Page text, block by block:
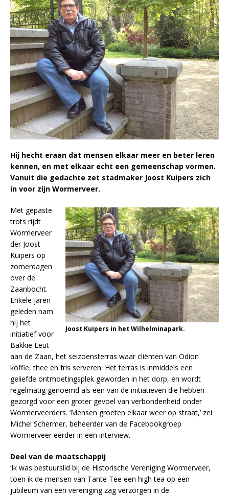
Hij hecht eraan dat mensen elkaar meer en beter leren
kennen, en met elkaar echt een gemeenschap vormen.
Vanuit die gedachte zet stadmaker Joost Kuipers zich
in voor zijn Wormerveer.
Joost Kuipers in het Wilhelminapark.
Met gepaste
trots rijdt
Wormerveer
der Joost
Kuipers op
zomerdagen
over de
Zaanbocht.
Enkele jaren
geleden nam
hij het
initiatief voor
Bakkie Leut
aan de Zaan, het seizoensterras waar cliënten van Odion
koffie, thee en fris serveren. Het terras is inmiddels een
geliefde ontmoetingsplek geworden in het dorp, en wordt
regelmatig genoemd als een van de initiatieven die hebben
gezorgd voor een groter gevoel van verbondenheid onder
Wormerveerders. ‘Mensen groeten elkaar weer op straat,’ zei
Michel Schermer, beheerder van de Facebookgroep
Wormerveer eerder in een interview.
Deel van de maatschappij
‘Ik was bestuurslid bij de Historische Vereniging Wormerveer,
toen ik de mensen van Tante Tee een high tea op een
jubileum van een vereniging zag verzorgen in de